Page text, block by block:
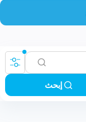
إبحث